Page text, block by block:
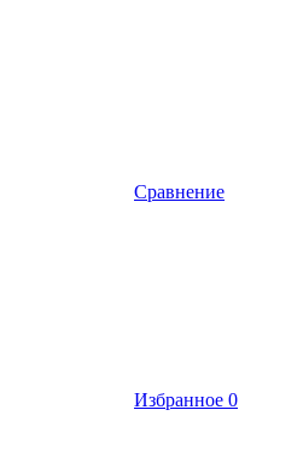
Сравнение
Избранное 0